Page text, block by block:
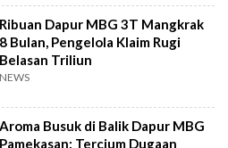
Ribuan Dapur MBG 3T Mangkrak
8 Bulan, Pengelola Klaim Rugi
Belasan Triliun
NEWS
Aroma Busuk di Balik Dapur MBG
Pamekasan: Tercium Dugaan